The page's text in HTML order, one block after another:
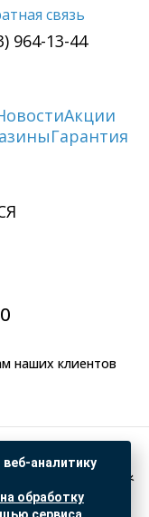
связь
964-13-44
Акции
Гарантия
наших клиентов
данных
Метрика
не является публичной
аналитику
обработку